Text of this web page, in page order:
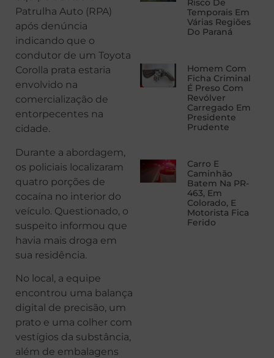
Patrulha Auto (RPA)
após denúncia
indicando que o
condutor de um Toyota
Corolla prata estaria
envolvido na
comercialização de
entorpecentes na
cidade.
Durante a abordagem,
os policiais localizaram
quatro porções de
cocaína no interior do
veículo. Questionado, o
suspeito informou que
havia mais droga em
sua residência.
No local, a equipe
encontrou uma balança
digital de precisão, um
prato e uma colher com
vestígios da substância,
além de embalagens
Risco De
Temporais Em
Várias Regiões
Do Paraná
Homem Com
Ficha Criminal
É Preso Com
Revólver
Carregado Em
Presidente
Prudente
Carro E
Caminhão
Batem Na PR-
463, Em
Colorado, E
Motorista Fica
Ferido